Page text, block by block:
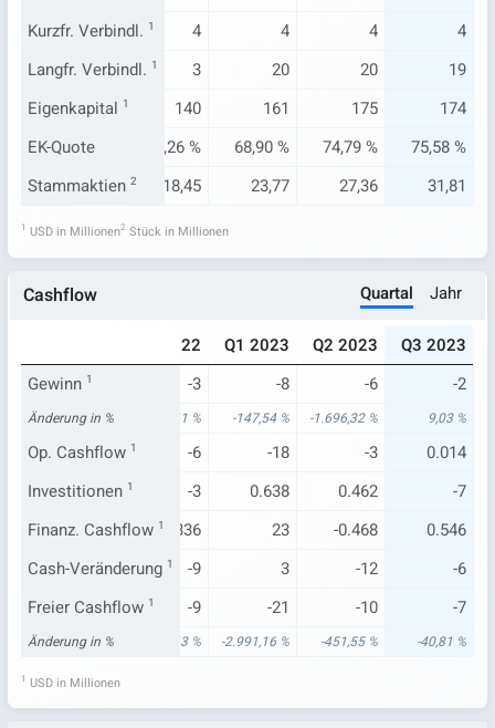
Kurzfr. Verbindl. 1
4 4 4 4
4
Langfr. Verbindl. 1
- 3 20 20
19
Eigenkapital 1
143 140 161 175
174
EK-Quote
76,90 % 77,26 % 68,90 % 74,79 %
75,58 %
Stammaktien 2
18,49 18,45 23,77 27,36 31,81
1 USD in Millionen2 Stück in Millionen
Cashflow Quartal Jahr
Q4 2022 Q1 2023 Q2 2023
Q3 2023
Gewinn 1 -3 -8 -6 -2
Änderung in %
-109,86 % -154,41 % -147,54 % -1.696,32 % 9,03 %
Op. Cashflow 1
-1 -6 -18 -3
0.014
Investitionen 1
-3 -3 0.638 0.462
-7
Finanz. Cashflow 1
-0.319 -0.336 23 -0.468
0.546
Cash-Veränderung 1
-5 -9 3 -12
-6
Freier Cashflow 1
-5 -9 -21 -10 -7
Änderung in %
-182,27 % -1.883,43 % -2.991,16 % -451,55 % -40,81 %
1 USD in Millionen